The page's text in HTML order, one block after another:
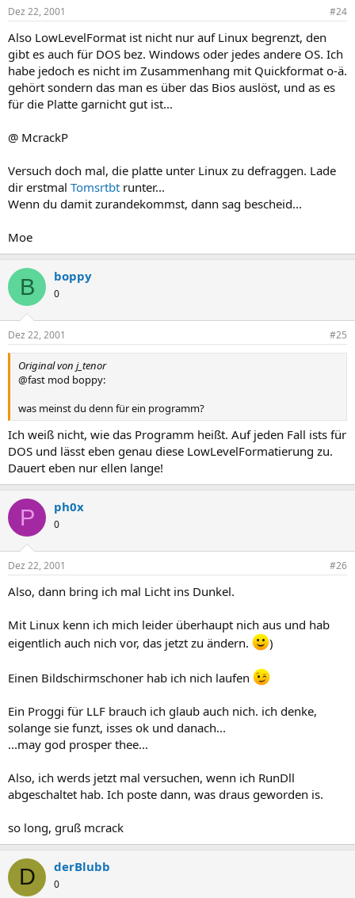
Dez 22, 2001 #24
Also LowLevelFormat ist nicht nur auf Linux begrenzt, den
gibt es auch für DOS bez. Windows oder jedes andere OS. Ich
habe jedoch es nicht im Zusammenhang mit Quickformat o-ä.
gehört sondern das man es über das Bios auslöst, und as es
für die Platte garnicht gut ist...
@ McrackP
Versuch doch mal, die platte unter Linux zu defraggen. Lade
dir erstmal Tomsrtbt runter...
Wenn du damit zurandekommst, dann sag bescheid...
Moe
B boppy
0
Dez 22, 2001 #25
Original von j_tenor
@fast mod boppy:
was meinst du denn für ein programm?
Ich weiß nicht, wie das Programm heißt. Auf jeden Fall ists für
DOS und lässt eben genau diese LowLevelFormatierung zu.
Dauert eben nur ellen lange!
P ph0x
0
Dez 22, 2001 #26
Also, dann bring ich mal Licht ins Dunkel.
Mit Linux kenn ich mich leider überhaupt nich aus und hab
eigentlich auch nich vor, das jetzt zu ändern.
)
Einen Bildschirmschoner hab ich nich laufen
Ein Proggi für LLF brauch ich glaub auch nich. ich denke,
solange sie funzt, isses ok und danach...
...may god prosper thee...
Also, ich werds jetzt mal versuchen, wenn ich RunDll
abgeschaltet hab. Ich poste dann, was draus geworden is.
so long, gruß mcrack
D derBlubb
0